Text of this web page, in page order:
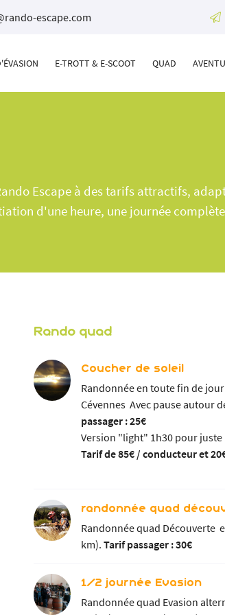
E-TROTT & E-SCOOT QUAD
le formulaire
Escape à des tarifs attractifs,
d'une heure, une journée
Rando quad
Coucher de soleil
Randonnée en toute fin de
Cévennes Avec pause autour
passager : 25€
Version "light" 1h30 pour
Tarif de 85€ / conducteur et
randonnée quad
Randonnée quad Découverte
km).Tarif passager : 30€
1/2 journée Evasion
Randonnée quad Evasion